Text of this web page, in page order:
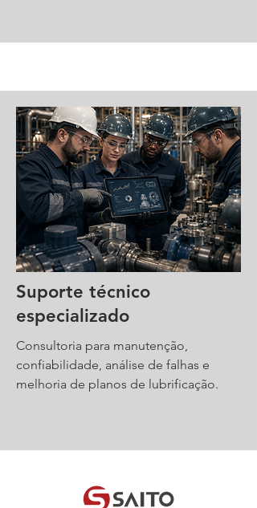
Suporte técnico
especializado
Consultoria para manutenção,
confiabilidade, análise de falhas e
melhoria de planos de lubrificação.